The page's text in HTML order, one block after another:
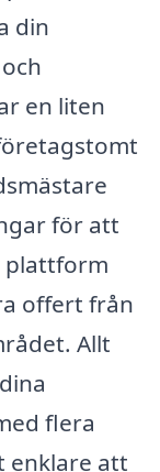
din
en liten
för att
plattform
offert från
Allt
flera
enklare att